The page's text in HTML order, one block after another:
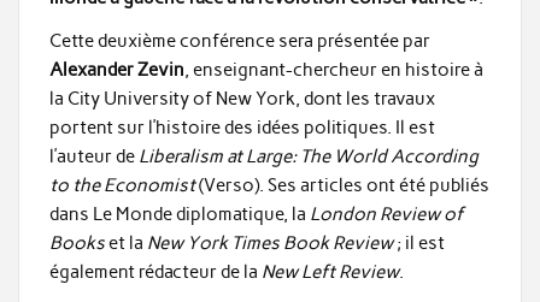
Cette deuxième conférence sera présentée par
Alexander Zevin, enseignant-chercheur en histoire à
la City University of New York, dont les travaux
portent sur l’histoire des idées politiques. Il est
l’auteur de Liberalism at Large: The World According
to the Economist(Verso). Ses articles ont été publiés
dans Le Monde diplomatique, la London Review of
Bookset la New York Times Book Review; il est
également rédacteur de la New Left Review.